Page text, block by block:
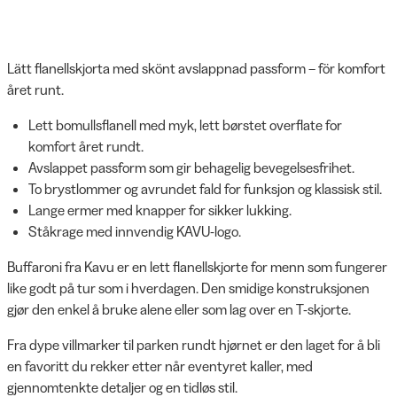
Lätt flanellskjorta med skönt avslappnad passform – för komfort
året runt.
Lett bomullsflanell med myk, lett børstet overflate for
komfort året rundt.
Avslappet passform som gir behagelig bevegelsesfrihet.
To brystlommer og avrundet fald for funksjon og klassisk stil.
Lange ermer med knapper for sikker lukking.
Ståkrage med innvendig KAVU-logo.
Buffaroni fra Kavu er en lett flanellskjorte for menn som fungerer
like godt på tur som i hverdagen. Den smidige konstruksjonen
gjør den enkel å bruke alene eller som lag over en T-skjorte.
Fra dype villmarker til parken rundt hjørnet er den laget for å bli
en favoritt du rekker etter når eventyret kaller, med
gjennomtenkte detaljer og en tidløs stil.